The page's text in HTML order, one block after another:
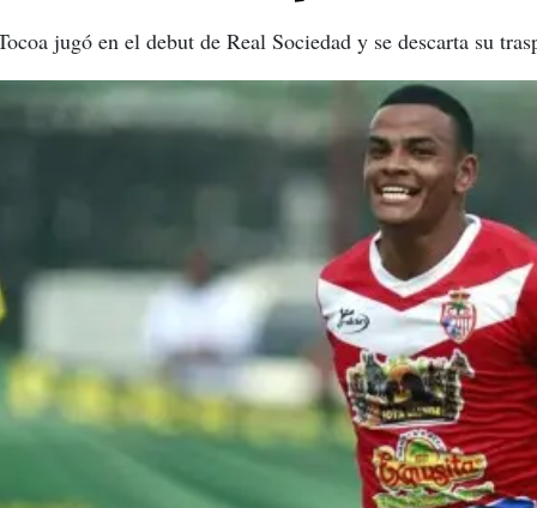
jugó en el debut de Real Sociedad y se descarta su